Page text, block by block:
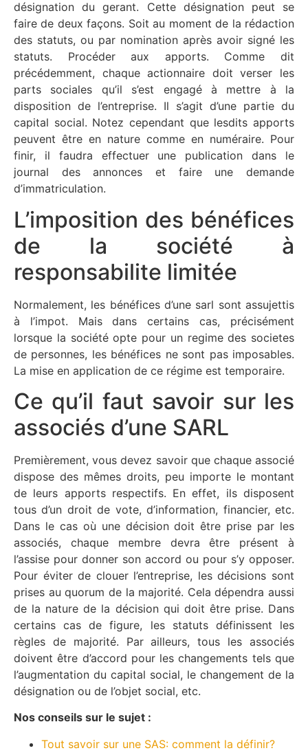
désignation du gerant. Cette désignation peut se
faire de deux façons. Soit au moment de la rédaction
des statuts, ou par nomination après avoir signé les
statuts. Procéder aux apports. Comme dit
précédemment, chaque actionnaire doit verser les
parts sociales qu’il s’est engagé à mettre à la
disposition de l’entreprise. Il s’agit d’une partie du
capital social. Notez cependant que lesdits apports
peuvent être en nature comme en numéraire. Pour
finir, il faudra effectuer une publication dans le
journal des annonces et faire une demande
d’immatriculation.
L’imposition des bénéfices
de la société à
responsabilite limitée
Normalement, les bénéfices d’une sarl sont assujettis
à l’impot. Mais dans certains cas, précisément
lorsque la société opte pour un regime des societes
de personnes, les bénéfices ne sont pas imposables.
La mise en application de ce régime est temporaire.
Ce qu’il faut savoir sur les
associés d’une SARL
Premièrement, vous devez savoir que chaque associé
dispose des mêmes droits, peu importe le montant
de leurs apports respectifs. En effet, ils disposent
tous d’un droit de vote, d’information, financier, etc.
Dans le cas où une décision doit être prise par les
associés, chaque membre devra être présent à
l’assise pour donner son accord ou pour s’y opposer.
Pour éviter de clouer l’entreprise, les décisions sont
prises au quorum de la majorité. Cela dépendra aussi
de la nature de la décision qui doit être prise. Dans
certains cas de figure, les statuts définissent les
règles de majorité. Par ailleurs, tous les associés
doivent être d’accord pour les changements tels que
l’augmentation du capital social, le changement de la
désignation ou de l’objet social, etc.
Nos conseils sur le sujet :
Tout savoir sur une SAS: comment la définir?